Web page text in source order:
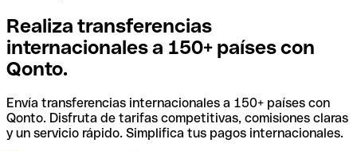
Realiza transferencias
internacionales a 150+ países con
Qonto.
Envía transferencias internacionales a 150+ países con
Qonto. Disfruta de tarifas competitivas, comisiones claras
y un servicio rápido. Simplifica tus pagos internacionales.